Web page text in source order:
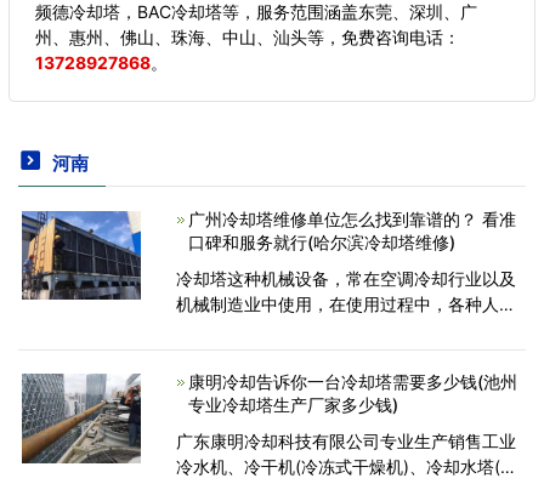
频德冷却塔，BAC冷却塔等，服务范围涵盖东莞、深圳、广
州、惠州、佛山、珠海、中山、汕头等， 免费咨询电话：
13728927868。
河南
广州冷却塔维修单位怎么找到靠谱的？ 看准
口碑和服务就行(哈尔滨冷却塔维修)
冷却塔这种机械设备，常在空调冷却行业以及
机械制造业中使用，在使用过程中，各种人为
障发生。所以要找到一个靠谱的广州冷却塔维
修单位进行维修，可以
康明冷却告诉你一台冷却塔需要多少钱(池州
专业冷却塔生产厂家多少钱)
广东康明冷却科技有限公司专业生产销售工业
冷水机、冷干机(冷冻式干燥机)、冷却水塔(冷